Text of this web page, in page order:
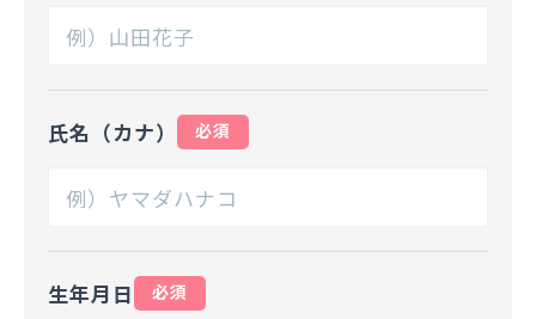
氏名（カナ） 必須
生年月日 必須